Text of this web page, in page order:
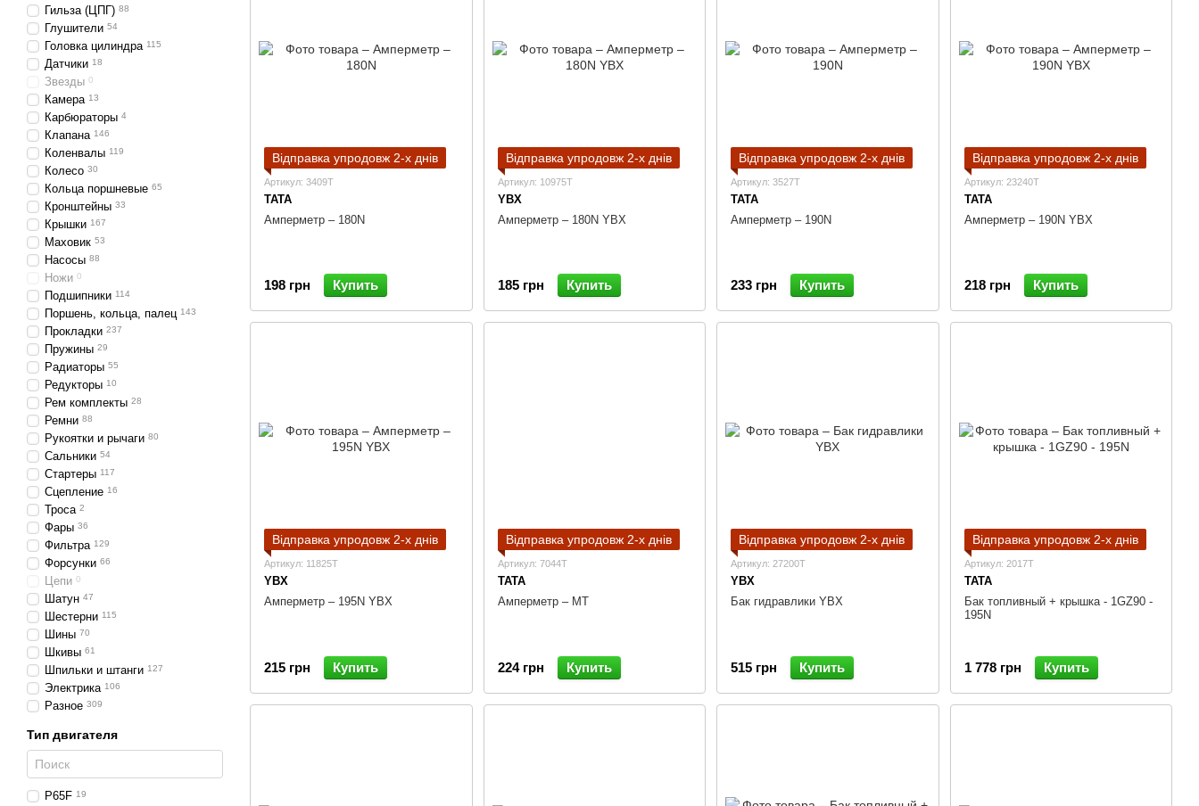
Відправка упродовж 2-х днів
Артикул: 3409T
TATA
Амперметр – 180N
198 грн Купить
Відправка упродовж 2-х днів
Артикул: 10975T
YBX
Амперметр – 180N YBX
185 грн Купить
Відправка упродовж 2-х днів
Артикул: 3527T
TATA
Амперметр – 190N
233 грн Купить
Відправка упродовж 2-х днів
Артикул: 23240T
TATA
Амперметр – 190N YBX
218 грн Купить
Відправка упродовж 2-х днів
Артикул: 11825T
YBX
Амперметр – 195N YBX
215 грн Купить
Відправка упродовж 2-х днів
Артикул: 7044T
TATA
Амперметр – МТ
224 грн Купить
Відправка упродовж 2-х днів
Артикул: 27200T
YBX
Бак гидравлики YBX
515 грн Купить
Відправка упродовж 2-х днів
Артикул: 2017T
TATA
Бак топливный + крышка - 1GZ90 -
195N
1 778 грн Купить
Гильза (ЦПГ) 88
Глушители 54
Головка цилиндра 115
Датчики 18
Звезды 0
Камера 13
Карбюраторы 4
Клапана 146
Коленвалы 119
Колесо 30
Кольца поршневые 65
Кронштейны 33
Крышки 167
Маховик 53
Насосы 88
Ножи 0
Подшипники 114
Поршень, кольца, палец 143
Прокладки 237
Пружины 29
Радиаторы 55
Редукторы 10
Рем комплекты 28
Ремни 88
Рукоятки и рычаги 80
Сальники 54
Стартеры 117
Сцепление 16
Троса 2
Фары 36
Фильтра 129
Форсунки 66
Цепи 0
Шатун 47
Шестерни 115
Шины 70
Шкивы 61
Шпильки и штанги 127
Электрика 106
Разное 309
Тип двигателя
P65F 19